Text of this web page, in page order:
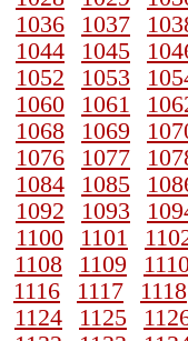
1036 1037
1044 1045
1052 1053
1060 1061
1068 1069
1076 1077
1084 1085
1092 1093
1100 1101
1108 1109
1116 1117
1118
1124 1125